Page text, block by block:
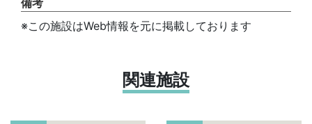
備考
※この施設はWeb情報を元に掲載しております
関連施設